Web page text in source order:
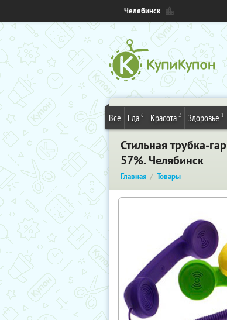
Челябинск
Все Еда 6 Красота 2 Здоровье 1
Стильная трубка-
57%. Челябинск
Главная Товары